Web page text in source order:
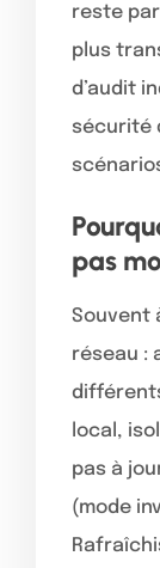
reste
plus
d’audit
sécurité
pas
Souvent
réseau :
local,
pas à
(mode